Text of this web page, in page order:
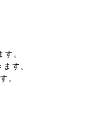
。
す。
。